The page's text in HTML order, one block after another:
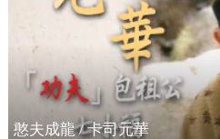
憨夫成龍 / 搶先看